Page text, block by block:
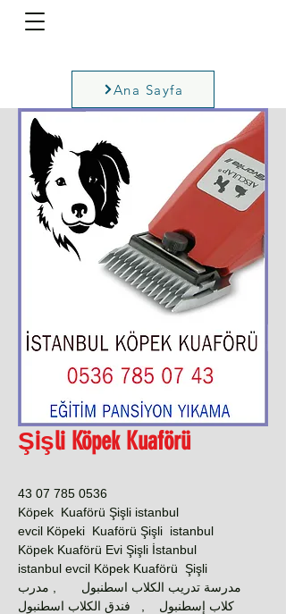
Ana Sayfa
Şişli Köpek Kuaförü
0536 785 07 43
Köpek Kuaförü Şişli istanbul
evcil Köpeki Kuaförü Şişli istanbul
Köpek Kuaförü Evi Şişli İstanbul
istanbul evcil Köpek Kuaförü Şişli
مدرسة تدريب الكلاب اسطنبول , مدرب
كلاب إسطنبول , فندق الكلاب اسطنبول